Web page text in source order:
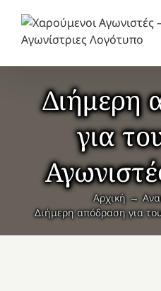
περιεχόμενο
Διήμερη
για
Αρχική
Διήμερη απόδραση για